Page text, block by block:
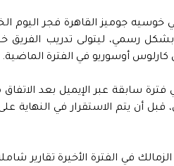
خوسيه جوميز القاهرة فجر اليوم
بشكل رسمي، ليتولى تدريب
كارلوس أوسوريو في الفترة الماضية.
سابقة عبر الإيميل بعد
أن يتم الاستقرار في النهاية
في الفترة الأخيرة تقارير